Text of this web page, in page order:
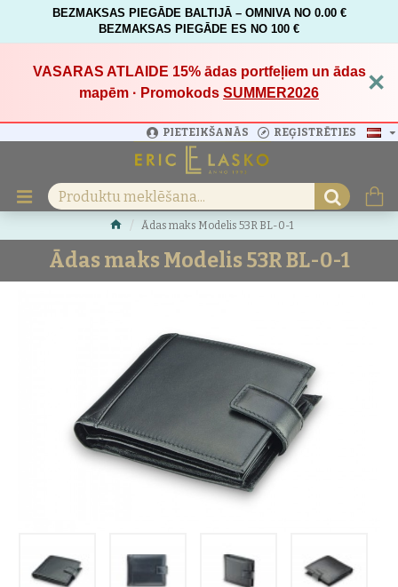
BEZMAKSAS PIEGĀDE BALTIJĀ – OMNIVA NO 0.00 €
BEZMAKSAS PIEGĀDE ES NO 100 €
VASARAS ATLAIDE 15%ādas portfeļiem un ādas
mapēm · Promokods SUMMER2026 ×
PIETEIKŠANĀS REĢISTRĒTIES
Ādas maks Modelis 53R BL-0-1
Ādas maks Modelis 53R BL-0-1